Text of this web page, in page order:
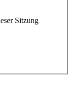
Sitzung